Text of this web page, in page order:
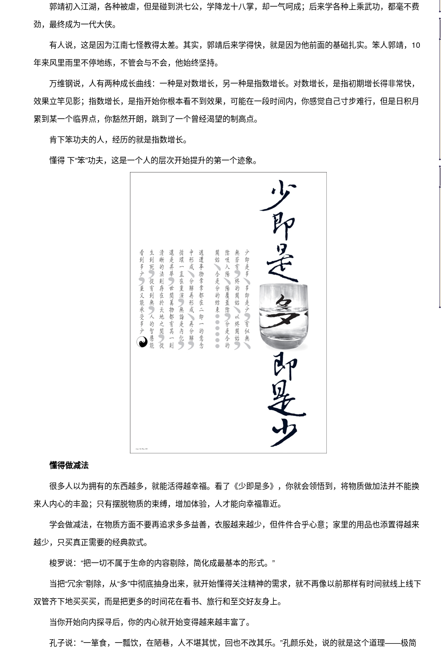
郭靖初入江湖，各种被虐，但是碰到洪七公，学降龙十八掌，却一气呵成；后来学各种上乘武功，都毫不费
劲，最终成为一代大侠。
有人说，这是因为江南七怪教得太差。其实，郭靖后来学得快，就是因为他前面的基础扎实。笨人郭靖，10
年来风里雨里不停地练，不管会与不会，他始终坚持。
万维钢说，人有两种成长曲线：一种是对数增长，另一种是指数增长。对数增长，是指初期增长得非常快，
效果立竿见影；指数增长，是指开始你根本看不到效果，可能在一段时间内，你感觉自己寸步难行，但是日积月
累到某一个临界点，你豁然开朗，跳到了一个曾经渴望的制高点。
肯下笨功夫的人，经历的就是指数增长。
懂得 下“笨”功夫，这是一个人的层次开始提升的第一个迹象。
懂得做减法
很多人以为拥有的东西越多，就能活得越幸福。看了《少即是多》，你就会领悟到，将物质做加法并不能换
来人内心的丰盈；只有摆脱物质的束缚，增加体验，人才能向幸福靠近。
学会做减法，在物质方面不要再追求多多益善，衣服越来越少，但件件合乎心意；家里的用品也添置得越来
越少，只买真正需要的经典款式。
梭罗说：“把一切不属于生命的内容剔除，简化成最基本的形式。”
当把“冗余”剔除，从“多”中彻底抽身出来，就开始懂得关注精神的需求，就不再像以前那样有时间就线上线下
双管齐下地买买买，而是把更多的时间花在看书、旅行和至交好友身上。
当你开始向内探寻后，你的内心就开始变得越来越丰富了。
孔子说：“一箪食，一瓢饮，在陋巷，人不堪其忧，回也不改其乐。”孔颜乐处，说的就是这个道理——极简